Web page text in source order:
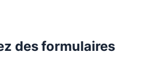
des formulaires